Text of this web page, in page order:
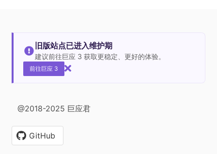
旧版站点已进入维护期
建议前往巨应 3 获取更稳定、更好的体验。
前往巨应 3
@2018-2025 巨应君
GitHub